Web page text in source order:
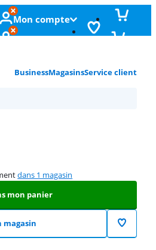
Mon compte
BusinessMagasinsService client
dans 1 magasin
mon panier
magasin